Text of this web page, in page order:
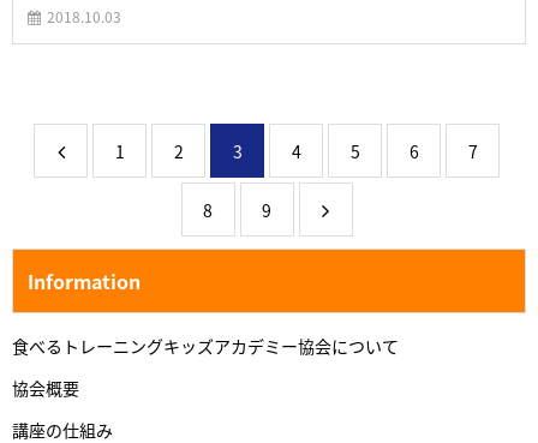
2018.10.03
1 2 3 4 5 6 7
8 9
Information
食べるトレーニングキッズアカデミー協会について
協会概要
講座の仕組み